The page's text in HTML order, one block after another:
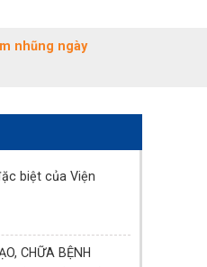
nhũng ngày
biệt của Viện
CHỮA BỆNH